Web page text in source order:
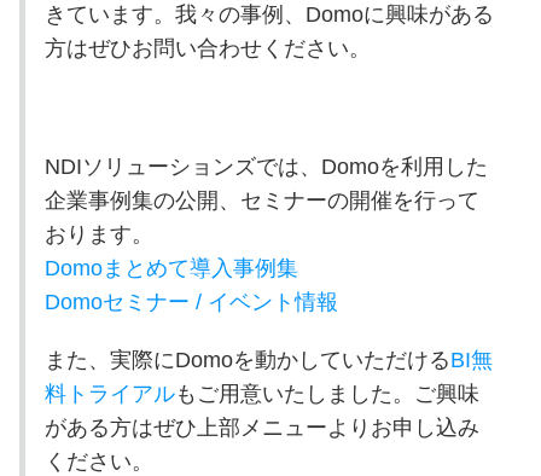
きています。我々の事例、Domoに興味がある
方はぜひお問い合わせください。
NDIソリューションズでは、 Domoを利用した
企業事例集の公開、セミナーの開催を行って
おります。
Domoまとめて導入事例集
Domoセミナー / イベント情報
また、実際にDomoを動かしていただけるBI無
料トライアルもご用意いたしました。ご興味
がある方はぜひ上部メニューよりお申し込み
ください。